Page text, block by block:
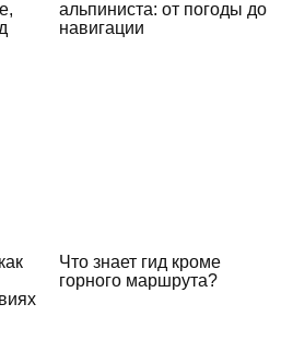
альпиниста: от погоды до
навигации
Что знает гид кроме
горного маршрута?